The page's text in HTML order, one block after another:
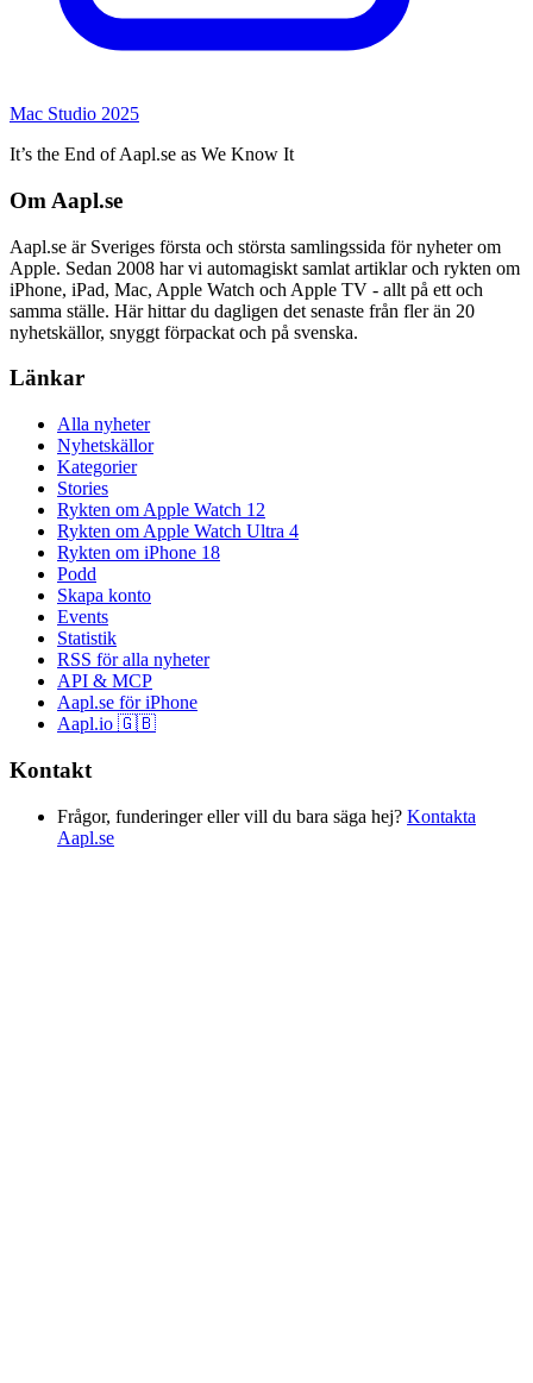
Mac Studio 2025
It’s the End of Aapl.se as We Know It
Om Aapl.se
Aapl.se är Sveriges första och största samlingssida för nyheter om
Apple. Sedan 2008 har vi automagiskt samlat artiklar och rykten om
iPhone, iPad, Mac, Apple Watch och Apple TV - allt på ett och
samma ställe. Här hittar du dagligen det senaste från fler än 20
nyhetskällor, snyggt förpackat och på svenska.
Länkar
Alla nyheter
Nyhetskällor
Kategorier
Stories
Rykten om Apple Watch 12
Rykten om Apple Watch Ultra 4
Rykten om iPhone 18
Podd
Skapa konto
Events
Statistik
RSS för alla nyheter
API & MCP
Aapl.se för iPhone
Aapl.io 🇬🇧
Kontakt
Frågor, funderinger eller vill du bara säga hej? Kontakta
Aapl.se